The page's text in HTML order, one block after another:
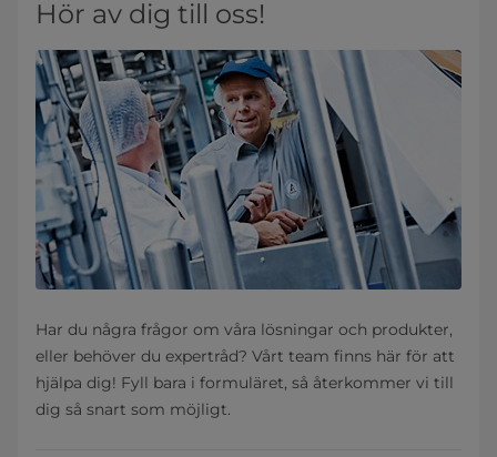
Hör av dig till oss!
Har du några frågor om våra lösningar och produkter,
eller behöver du expertråd? Vårt team finns här för att
hjälpa dig! Fyll bara i formuläret, så återkommer vi till
dig så snart som möjligt.